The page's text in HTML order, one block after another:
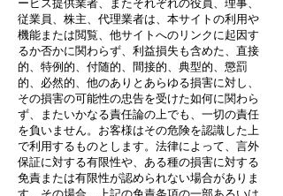
ービス提供業者、またそれぞれの役員、理事、
従業員、株主、代理業者は、本サイトの利用や
機能または閲覧、他サイトへのリンクに起因す
るか否かに関わらず、利益損失も含めた、直接
的、特例的、付随的、間接的、典型的、懲罰
的、必然的、他のありとあらゆる損害に対し、
その損害の可能性の忠告を受けた如何に関わら
ず、またいかなる責任論の上でも、一切の責任
を負いません。お客様はその危険を認識した上
で利用するものとします。法律によって、言外
保証に対する有限性や、ある種の損害に対する
免責または有限性が認められない場合がありま